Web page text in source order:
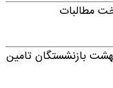
مطالبات
بازنشستگان تامین